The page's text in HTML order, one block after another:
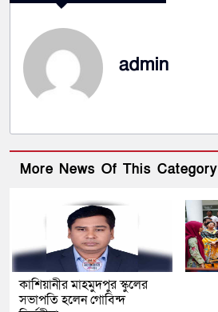
admin
More News Of This Category
কাশিয়ানীর মাহমুদপুর স্কুলের
সভাপতি হলেন গোবিন্দ